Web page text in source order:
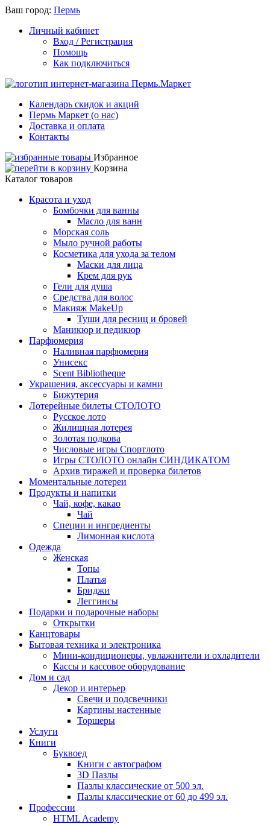
Ваш город: Пермь
Личный кабинет
Вход / Регистрация
Помощь
Как подключиться
Календарь скидок и акций
Пермь Маркет (о нас)
Доставка и оплата
Контакты
Избранное
Корзина
Каталог товаров
Красота и уход
Бомбочки для ванны
Масло для ванн
Морская соль
Мыло ручной работы
Косметика для ухода за телом
Маски для лица
Крем для рук
Гели для душа
Средства для волос
Макияж MakeUp
Туши для ресниц и бровей
Маникюр и педикюр
Парфюмерия
Наливная парфюмерия
Унисекс
Scent Bibliotheque
Украшения, аксессуары и камни
Бижутерия
Лотерейные билеты СТОЛОТО
Русское лото
Жилищная лотерея
Золотая подкова
Числовые игры Спортлото
Игры СТОЛОТО онлайн СИНДИКАТОМ
Архив тиражей и проверка билетов
Моментальные лотереи
Продукты и напитки
Чай, кофе, какао
Чай
Специи и ингредиенты
Лимонная кислота
Одежда
Женская
Топы
Платья
Бриджи
Леггинсы
Подарки и подарочные наборы
Открытки
Канцтовары
Бытовая техника и электроника
Мини-кондиционеры, увлажнители и охладители
Кассы и кассовое оборудование
Дом и сад
Декор и интерьер
Свечи и подсвечники
Картины настенные
Торшеры
Услуги
Книги
Буквоед
Книги с автографом
3D Пазлы
Пазлы классические от 500 эл.
Пазлы классические от 60 до 499 эл.
Профессии
HTML Academy